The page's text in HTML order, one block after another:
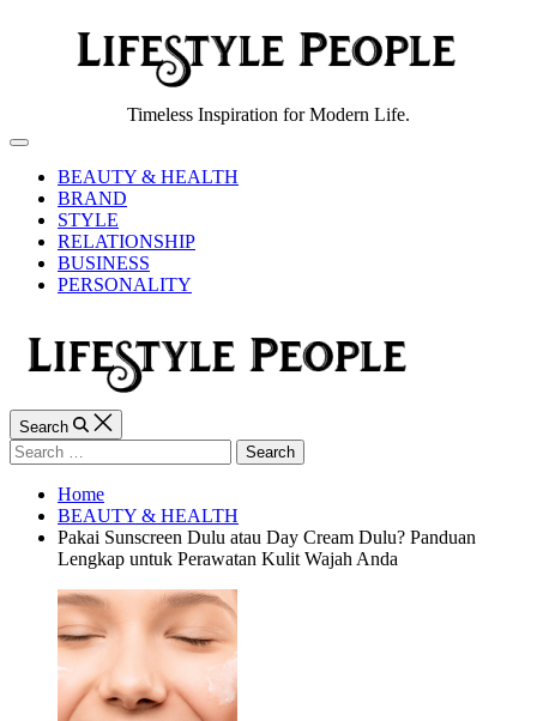
People
Timeless Inspiration for Modern Life.
Off
CanvasBEAUTY & HEALTH
BRAND
STYLE
RELATIONSHIP
BUSINESS
PERSONALITY
Search
Search
for:
Home
BEAUTY & HEALTH
Pakai Sunscreen Dulu atau Day Cream Dulu? Panduan
Lengkap untuk Perawatan Kulit Wajah Anda